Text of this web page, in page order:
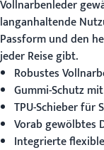
Vollnarbenleder
langanhaltende
Passform und den
jeder Reise gibt.
Robustes
Gummi-Schutz
TPU-Schieber
Vorab gewölbtes
Integrierte